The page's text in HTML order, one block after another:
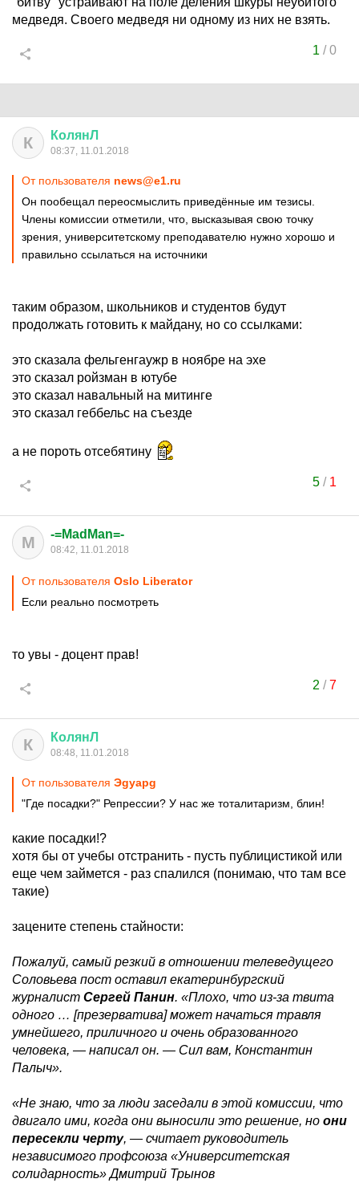
медведя. Своего медведя ни одному из них не взять.
1 /0
К КолянЛ
08:37, 11.01.2018
От пользователя news@e1.ru
Он пообещал переосмыслить приведённые им тезисы.
Члены комиссии отметили, что, высказывая свою точку
зрения, университетскому преподавателю нужно хорошо и
правильно ссылаться на источники
таким образом, школьников и студентов будут
продолжать готовить к майдану, но со ссылками:
это сказала фельгенгаужр в ноябре на эхе
это сказал ройзман в ютубе
это сказал навальный на митинге
это сказал геббельс на съезде
а не пороть отсебятину
5/ 1
M -=MadMan=-
08:42, 11.01.2018
От пользователя Oslo Liberator
Если реально посмотреть
то увы - доцент прав!
2 /7
К КолянЛ
08:48, 11.01.2018
От пользователя Эgуарg
"Где посадки?" Репрессии? У нас же тоталитаризм, блин!
какие посадки!?
хотя бы от учебы отстранить - пусть публицистикой или
еще чем займется - раз спалился (понимаю, что там все
такие)
зацените степень стайности:
Пожалуй, самый резкий в отношении телеведущего
Соловьева пост оставил екатеринбургский
журналист Сергей Панин. «Плохо, что из-за твита
одного … [презерватива] может начаться травля
умнейшего, приличного и очень образованного
человека, — написал он. — Сил вам, Константин
Палыч».
«Не знаю, что за люди заседали в этой комиссии, что
двигало ими, когда они выносили это решение, но они
пересекли черту, — считает руководитель
независимого профсоюза «Университетская
солидарность» Дмитрий Трынов